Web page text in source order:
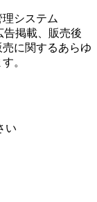
システム
告掲載、販売後
に関するあらゆ
。
い